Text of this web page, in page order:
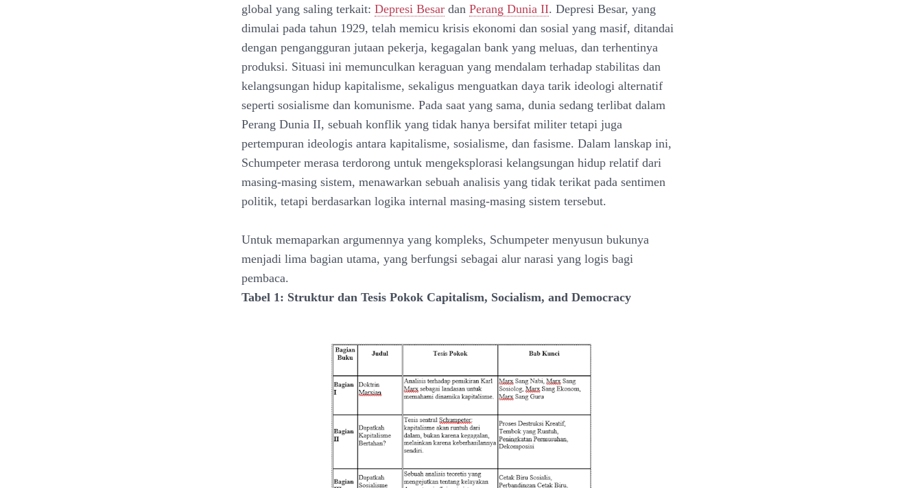
global yang saling terkait: Depresi Besar dan Perang Dunia II. Depresi Besar, yang
dimulai pada tahun 1929, telah memicu krisis ekonomi dan sosial yang masif, ditandai
dengan pengangguran jutaan pekerja, kegagalan bank yang meluas, dan terhentinya
produksi. Situasi ini memunculkan keraguan yang mendalam terhadap stabilitas dan
kelangsungan hidup kapitalisme, sekaligus menguatkan daya tarik ideologi alternatif
seperti sosialisme dan komunisme. Pada saat yang sama, dunia sedang terlibat dalam
Perang Dunia II, sebuah konflik yang tidak hanya bersifat militer tetapi juga
pertempuran ideologis antara kapitalisme, sosialisme, dan fasisme. Dalam lanskap ini,
Schumpeter merasa terdorong untuk mengeksplorasi kelangsungan hidup relatif dari
masing-masing sistem, menawarkan sebuah analisis yang tidak terikat pada sentimen
politik, tetapi berdasarkan logika internal masing-masing sistem tersebut.
Untuk memaparkan argumennya yang kompleks, Schumpeter menyusun bukunya
menjadi lima bagian utama, yang berfungsi sebagai alur narasi yang logis bagi
pembaca.
Tabel 1: Struktur dan Tesis Pokok Capitalism, Socialism, and Democracy